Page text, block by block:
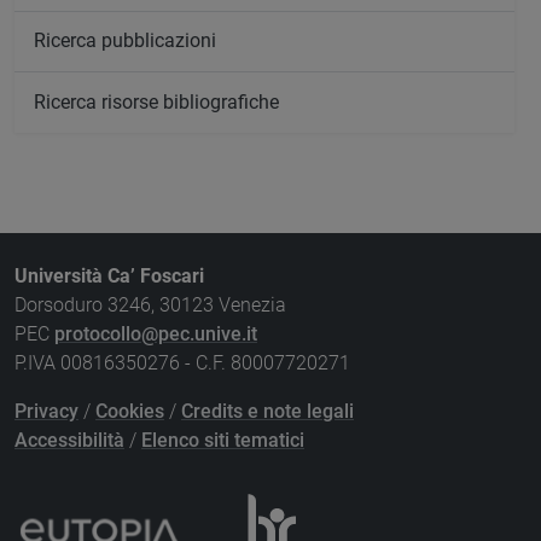
Ricerca pubblicazioni
Ricerca risorse bibliografiche
Università Ca’ Foscari
Dorsoduro 3246, 30123 Venezia
PEC protocollo@pec.unive.it
P.IVA 00816350276 - C.F. 80007720271
Privacy / Cookies / Credits e note legali
Accessibilità / Elenco siti tematici